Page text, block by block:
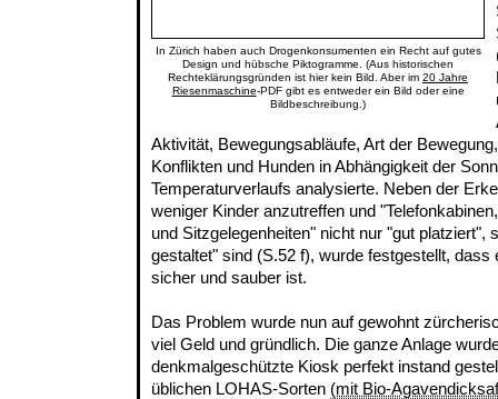
In Zürich haben auch Drogenkonsumenten ein Recht auf gutes
Design und hübsche Piktogramme. (Aus historischen
Rechteklärungsgründen ist hier kein Bild. Aber im 20 Jahre
Riesenmaschine-PDF gibt es entweder ein Bild oder eine
Bildbeschreibung.)
Aktivität, Bewegungsabläufe, Art der
Konflikten und Hunden in Abhängigkeit der
Temperaturverlaufs analysierte. Neben der
weniger Kinder anzutreffen und
und Sitzgelegenheiten" nicht nur "gut platziert",
gestaltet" sind (S.52 f), wurde festgestellt, dass
sicher und sauber ist.
Das Problem wurde nun auf gewohnt
viel Geld und gründlich. Die ganze Anlage
denkmalgeschützte Kiosk perfekt instand
üblichen LOHAS-Sorten (mit Bio-